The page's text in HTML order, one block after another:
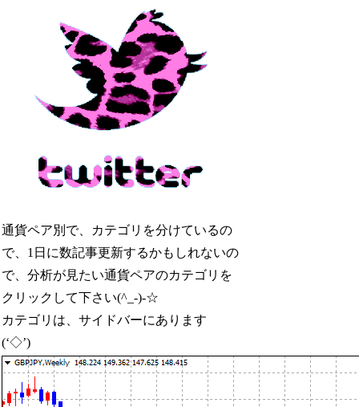
通貨ペア別で、カテゴリを分けているの
で、1日に数記事更新するかもしれないの
で、分析が見たい通貨ペアのカテゴリを
クリックして下さい(^_-)-☆
カテゴリは、サイドバーにあります
(‘◇’)ゞ